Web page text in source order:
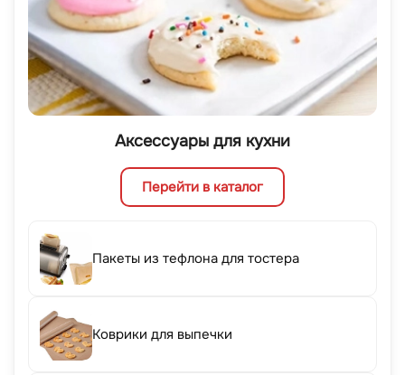
Аксессуары для кухни
Перейти в каталог
Пакеты из тефлона для тостера
Коврики для выпечки